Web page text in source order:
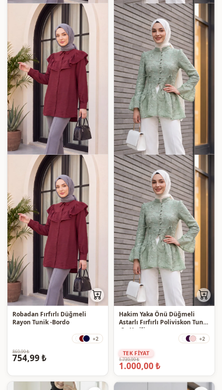
Robadan Fırfırlı Düğmeli
Rayon Tunik -Bordo
+2
869,99 ₺
754,99 ₺
Hakim Yaka Önü Düğmeli
Astarlı Fırfırlı Poliviskon Tunik
-Su Yeşili
+2
TEK FİYAT
1.739,99 ₺
1.000,00 ₺